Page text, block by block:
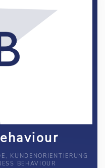
KUNDENORIENTIERUNG
BEHAVIOUR